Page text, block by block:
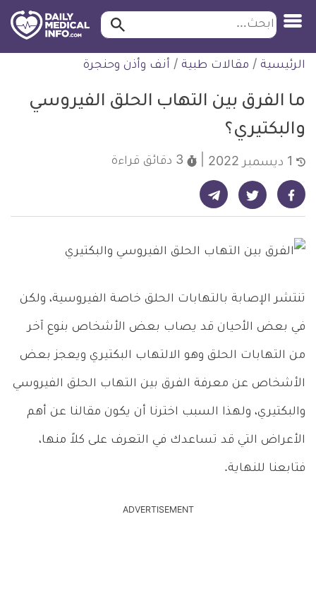
التخطي
للمحتوى
طبية
ابحث ابحث…
الرئيسية / مقالات طبية / أنف وأذن وحنجرة
ما الفرق بين التهاب الحلق الفيروسي
والبكتيري؟
3 دقائق قراءة
شارك على فيسبوك - ديلي ميديكال انفو شارك على تويتر - ديلي ميديكال انفو شارك على تيليجرام - ديلي ميديكال انفو
تنتشر الإصابة بالتهابات الحلق خاصة الفيروسية، ولكن
في بعض الأحيان قد يصاب بعض الأشخاص بنوع آخر
من التهابات الحلق وهو الالتهاب البكتيري ويعجز بعض
الأشخاص عن معرفة الفرق بين التهاب الحلق الفيروسي
والبكتيري، ولهذا السبب اخترنا أن يكون مقالنا عن أهم
الأعراض التي قد تساعدك في التعرف على كلاً منها،
فتابعنا للنهاية.
ADVERTISEMENT